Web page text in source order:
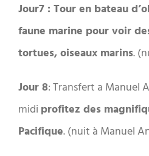
Jour7 : Tour en bateau
faune marine pour voir
tortues, oiseaux marins.
Jour 8: Transfert a Manuel
midi profitez des
Pacifique. (nuit à Manuel